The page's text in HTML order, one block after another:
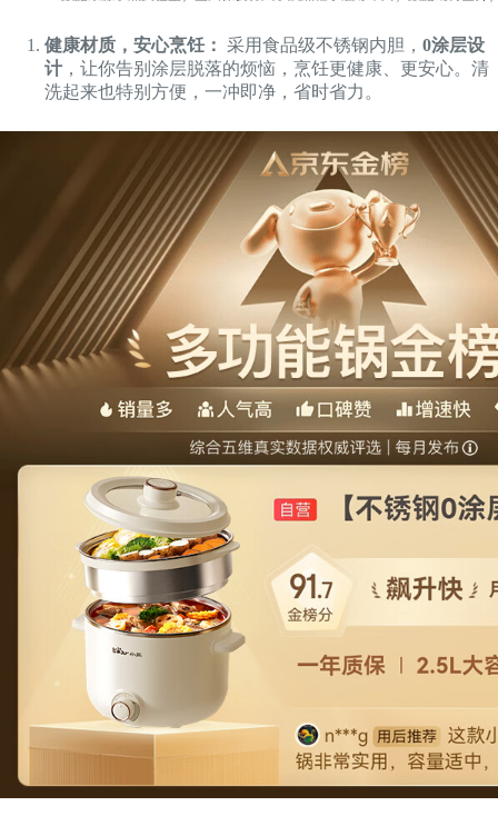
健康材质，安心烹饪： 采用食品级不锈钢内胆， 0涂层设
计 ，让你告别涂层脱落的烦恼，烹饪更健康、更安心。清
洗起来也特别方便，一冲即净，省时省力。